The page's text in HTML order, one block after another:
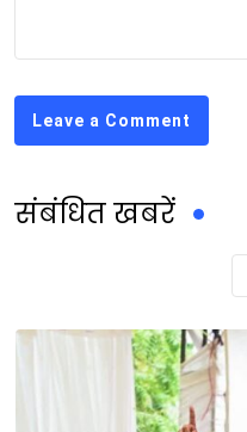
Leave a Comment
संबंधित खबरें